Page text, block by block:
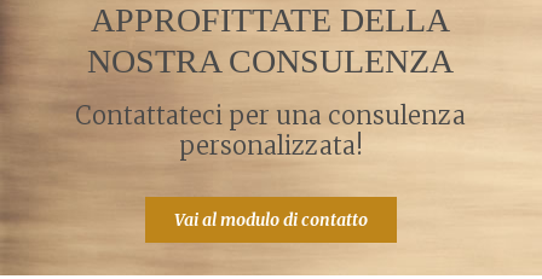
APPROFITTATE DELLA
NOSTRA CONSULENZA
Contattateci per una consulenza
personalizzata!
Vai al modulo di contatto